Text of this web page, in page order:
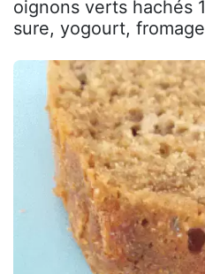
oignons verts hachés
sure, yogourt,